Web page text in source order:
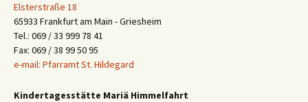
Elsterstraße 18
65933 Frankfurt am Main - Griesheim
Tel.: 069 / 33 999 78 41
Fax: 069 / 38 99 50 95
e-mail: Pfarramt St. Hildegard
Kindertagesstätte Mariä Himmelfahrt